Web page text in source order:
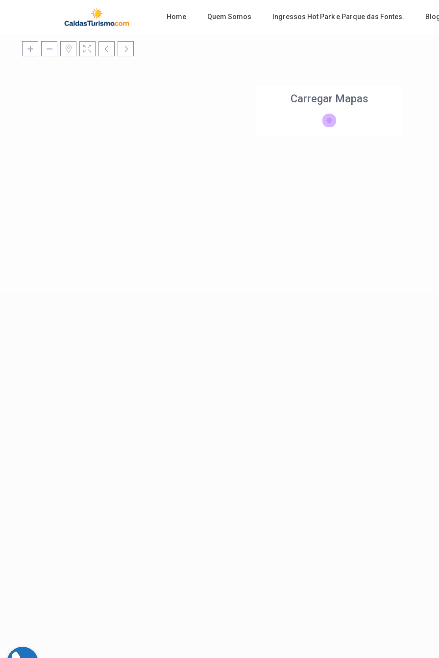
Home Quem Somos Ingressos Hot Park e Parque das Fontes.
Carregar Mapas